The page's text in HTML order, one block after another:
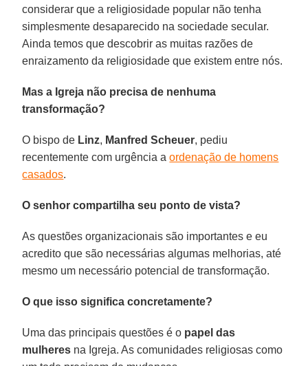
considerar que a religiosidade popular não tenha
simplesmente desaparecido na sociedade secular.
Ainda temos que descobrir as muitas razões de
enraizamento da religiosidade que existem entre nós.
Mas a Igreja não precisa de nenhuma
transformação?
O bispo de Linz, Manfred Scheuer, pediu
recentemente com urgência aordenação de homens
casados.
O senhor compartilha seu ponto de vista?
As questões organizacionais são importantes e eu
acredito que são necessárias algumas melhorias, até
mesmo um necessário potencial de transformação.
O que isso significa concretamente?
Uma das principais questões é o papel das
mulheres na Igreja. As comunidades religiosas como